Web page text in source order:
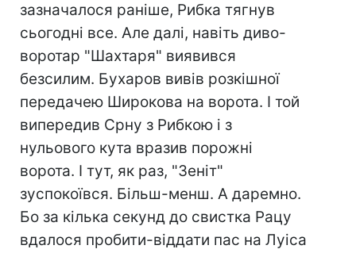
зазначалося раніше, Рибка тягнув
сьогодні все. Але далі, навіть диво-
воротар "Шахтаря" виявився
безсилим. Бухаров вивів розкішної
передачею Широкова на ворота. І той
випередив Срну з Рибкою і з
нульового кута вразив порожні
ворота. І тут, як раз, "Зеніт"
зуспокоївся. Більш-менш. А даремно.
Бо за кілька секунд до свистка Рацу
вдалося пробити-віддати пас на Луіса